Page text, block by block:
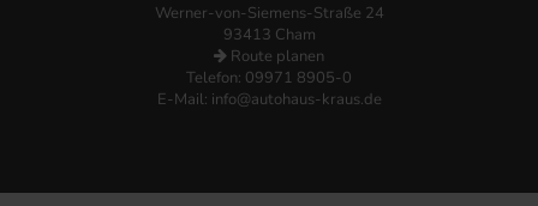
Werner-von-Siemens-Straße 24
93413 Cham
Route planen
Telefon: 09971 8905-0
E-Mail: info@autohaus-kraus.de